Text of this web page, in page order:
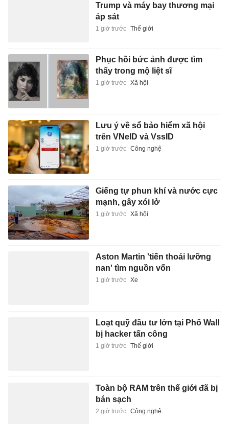
Trump và máy bay thương mại
áp sát
1 giờ trước Thế giới
Phục hồi bức ảnh được tìm
thấy trong mộ liệt sĩ
1 giờ trước Xã hội
Lưu ý về sổ bảo hiểm xã hội
trên VNeID và VssID
1 giờ trước Công nghệ
Giếng tự phun khí và nước cực
mạnh, gây xói lở
1 giờ trước Xã hội
Aston Martin 'tiến thoái lưỡng
nan' tìm nguồn vốn
1 giờ trước Xe
Loạt quỹ đầu tư lớn tại Phố Wall
bị hacker tấn công
1 giờ trước Thế giới
Toàn bộ RAM trên thế giới đã bị
bán sạch
2 giờ trước Công nghệ